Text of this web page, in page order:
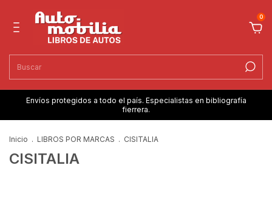
0
Envíos protegidos a todo el país. Especialistas en bibliografía
fierrera.
Inicio . LIBROS POR MARCAS . CISITALIA
CISITALIA